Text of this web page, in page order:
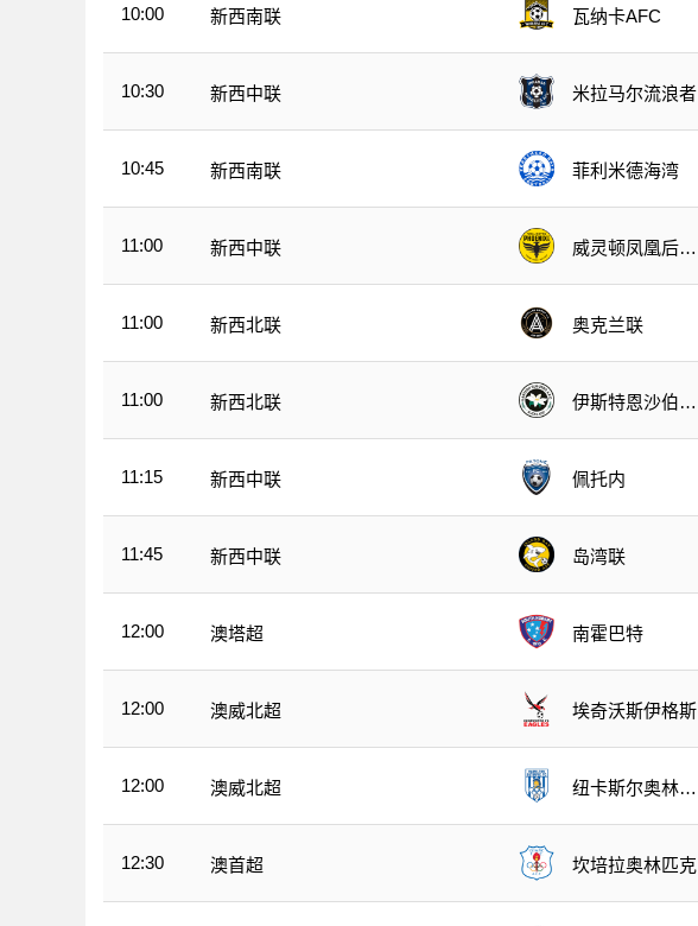
10:00 新西南联 瓦纳卡AFC
10:30 新西中联 米拉马尔流浪者
10:45 新西南联 菲利米德海湾
11:00 新西中联
威灵顿凤凰后备
11:00 新西北联 奥克兰联
11:00 新西北联
伊斯特恩沙伯奥
11:15 新西中联 佩托内
11:45 新西中联 岛湾联
12:00 澳塔超 南霍巴特
12:00 澳威北超 埃奇沃斯伊格斯
12:00 澳威北超
纽卡斯尔奥林匹
12:30 澳首超 坎培拉奥林匹克